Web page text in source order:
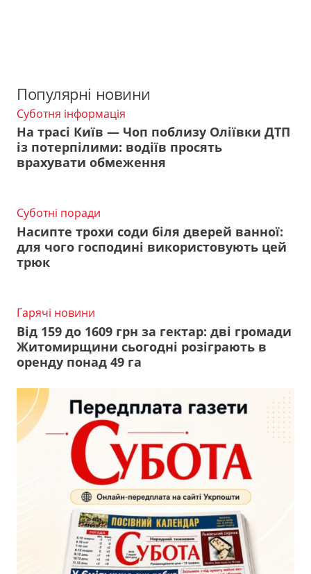
Популярні новини
Суботня інформація
На трасі Київ — Чоп поблизу Оліївки ДТП
із потерпілими: водіїв просять
врахувати обмеження
Суботні поради
Насипте трохи соди біля дверей ванної:
для чого господині використовують цей
трюк
Гарячі новини
Від 159 до 1609 грн за гектар: дві громади
Житомирщини сьогодні розіграють в
оренду понад 49 га